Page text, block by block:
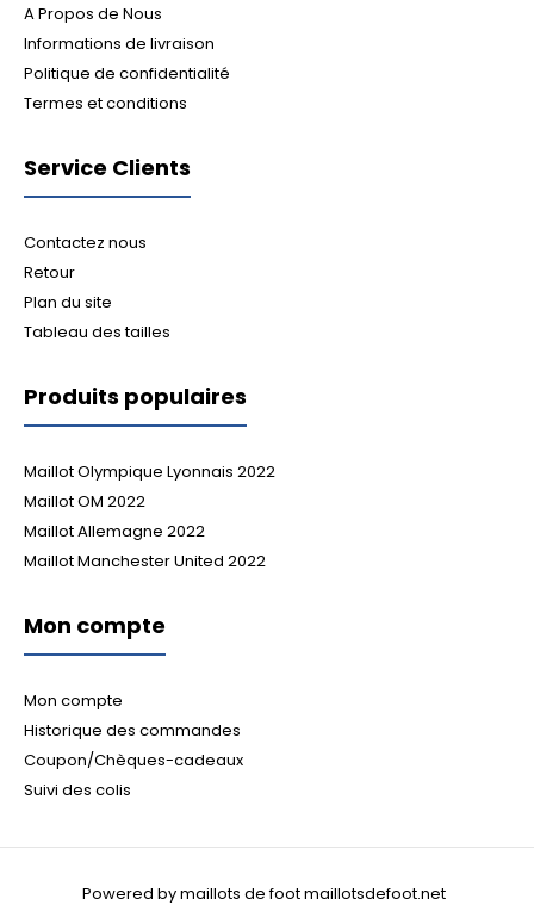
A Propos de Nous
Informations de livraison
Politique de confidentialité
Termes et conditions
Service Clients
Contactez nous
Retour
Plan du site
Tableau des tailles
Produits populaires
Maillot Olympique Lyonnais 2022
Maillot OM 2022
Maillot Allemagne 2022
Maillot Manchester United 2022
Mon compte
Mon compte
Historique des commandes
Coupon/Chèques-cadeaux
Suivi des colis
Powered by maillots de foot maillotsdefoot.net